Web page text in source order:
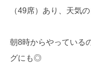
（49席）あり、天気
朝8時からやっている
グにも◎